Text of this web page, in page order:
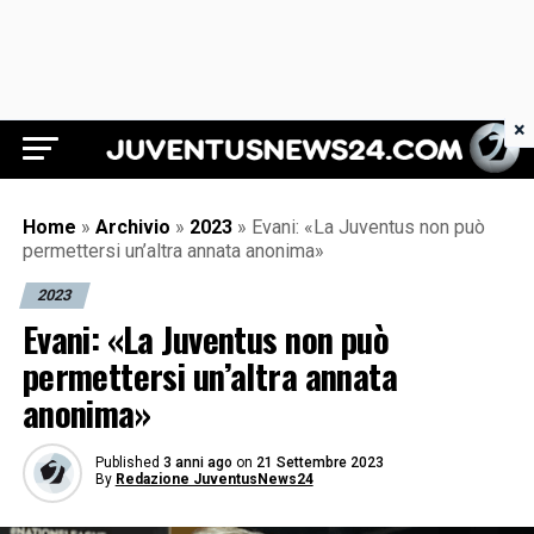
Juventus News 24
Home » Archivio » 2023 » Evani: «La Juventus non può
permettersi un’altra annata anonima»
2023
Evani: «La Juventus non può
permettersi un’altra annata
anonima»
Published 3 anni ago on 21 Settembre 2023
By Redazione JuventusNews24
×